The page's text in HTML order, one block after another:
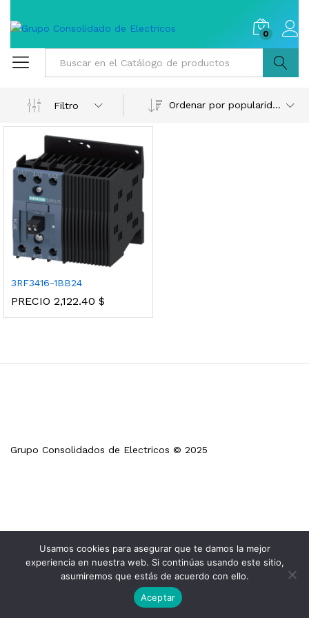
0
Filtro
Ordenar por popularidad
3RF3416-1BB24
PRECIO 2,122.40 $
Grupo Consolidados de Electricos © 2025
Usamos cookies para asegurar que te damos la mejor
experiencia en nuestra web. Si continúas usando este sitio,
asumiremos que estás de acuerdo con ello.
Aceptar